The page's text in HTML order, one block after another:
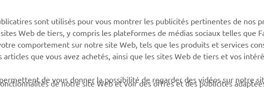
de
Information sur la gestion
des batteries usagées
sont utilisés pour vous montrer les publicités pertinentes de nos
Web de tiers, y compris les plateformes de médias sociaux telles que
comportement sur notre site Web, tels que les produits et services
que vous avez achetés, ainsi que les sites Web de tiers et vos
de vous donner la possibilité de regarder des vidéos sur notre
de notre site Web et voir des offres et des publicités